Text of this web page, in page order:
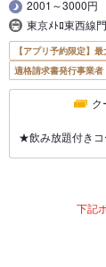
2001～3000円
東京ﾒﾄﾛ東西線
【アプリ予約限定】
適格請求書発行事業者
ク
★飲み放題付きコ
下記